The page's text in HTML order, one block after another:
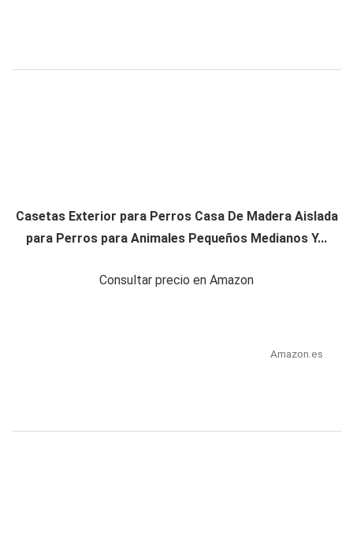
Casetas Exterior para Perros Casa De Madera Aislada
para Perros para Animales Pequeños Medianos Y...
Consultar precio en Amazon
Amazon.es